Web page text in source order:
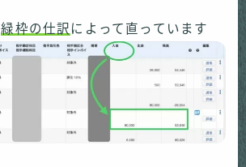
緑枠の仕訳 によって直っています